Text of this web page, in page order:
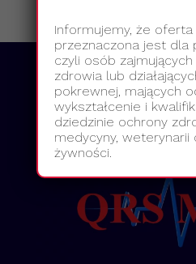
Informujemy, że
przeznaczona jest dla
czyli osób
zdrowia lub
pokrewnej, mających
wykształcenie i
dziedzinie ochrony
medycyny, weterynarii
żywności.